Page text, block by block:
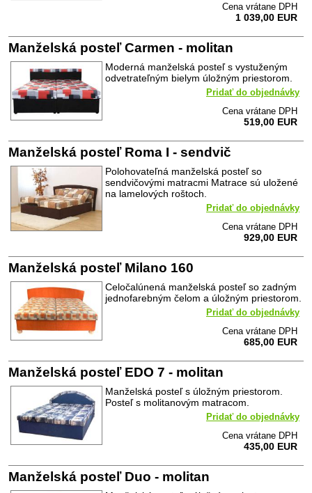
Cena vrátane DPH
1 039,00 EUR
Manželská posteľ Carmen - molitan
Moderná manželská posteľ s vystuženým
odvetrateľným bielym úložným priestorom.
Pridať do objednávky
Cena vrátane DPH
519,00 EUR
Manželská posteľ Roma I - sendvič
Polohovateľná manželská posteľ so
sendvičovými matracmi Matrace sú uložené
na lamelových roštoch.
Pridať do objednávky
Cena vrátane DPH
929,00 EUR
Manželská posteľ Milano 160
Celočalúnená manželská posteľ so zadným
jednofarebným čelom a úložným priestorom.
Pridať do objednávky
Cena vrátane DPH
685,00 EUR
Manželská posteľ EDO 7 - molitan
Manželská posteľ s úložným priestorom.
Posteľ s molitanovým matracom.
Pridať do objednávky
Cena vrátane DPH
435,00 EUR
Manželská posteľ Duo - molitan